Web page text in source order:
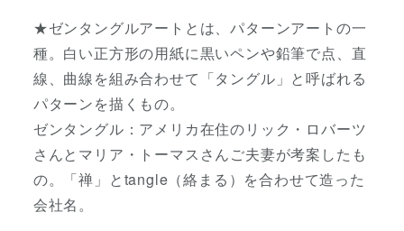
★ゼンタングルアートとは、パターンアートの一
種。白い正方形の用紙に黒いペンや鉛筆で点、直
線、曲線を組み合わせて「タングル」と呼ばれる
パターンを描くもの。
ゼンタングル：アメリカ在住のリック・ロバーツ
さんとマリア・トーマスさんご夫妻が考案したも
の。「禅」とtangle（絡まる）を合わせて造った
会社名。